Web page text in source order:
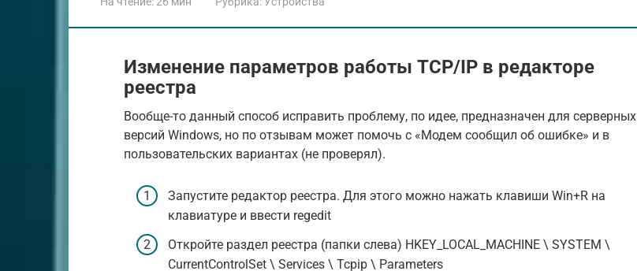
Изменение параметров работы TCP/IP в редакторе
реестра
Вообще-то данный способ исправить проблему, по идее, предназначен для серверных
версий Windows, но по отзывам может помочь с «Модем сообщил об ошибке» и в
пользовательских вариантах (не проверял).
Запустите редактор реестра. Для этого можно нажать клавиши Win+R на
клавиатуре и ввести regedit
Откройте раздел реестра (папки слева) HKEY_LOCAL_MACHINE \ SYSTEM \
CurrentControlSet \ Services \ Tcpip \ Parameters